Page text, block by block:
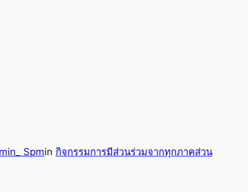
Spmin กิจกรรมการมีส่วนร่วมจากทุกภาคส่วน